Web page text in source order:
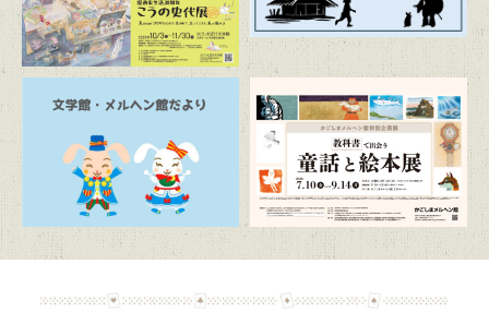
2026/07/19 トピックス
駐車場および周辺道路混雑のお知らせ
2026/06/20 トピックス
「文学館・メルヘン館だより」(隔月発行)
2026/06/06 トピックス
かごしまメルヘン館特別企画展「教科書で出会う童